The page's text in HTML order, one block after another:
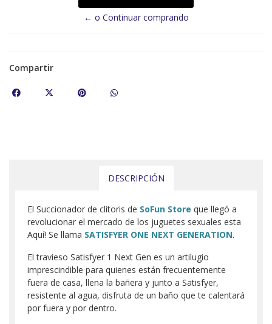
← o Continuar comprando
Compartir
DESCRIPCIÓN
El Succionador de clítoris de SoFun Store que llegó a
revolucionar el mercado de los juguetes sexuales esta
Aquí! Se llama SATISFYER ONE NEXT GENERATION.
El travieso Satisfyer 1 Next Gen es un artilugio
imprescindible para quienes están frecuentemente
fuera de casa, llena la bañera y junto a Satisfyer,
resistente al agua, disfruta de un baño que te calentará
por fuera y por dentro.